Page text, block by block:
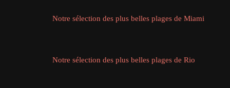
Notre sélection des plus belles plages de Miami
Notre sélection des plus belles plages de Rio